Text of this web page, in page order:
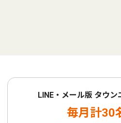
LINE・メール版 タウ
毎月計30